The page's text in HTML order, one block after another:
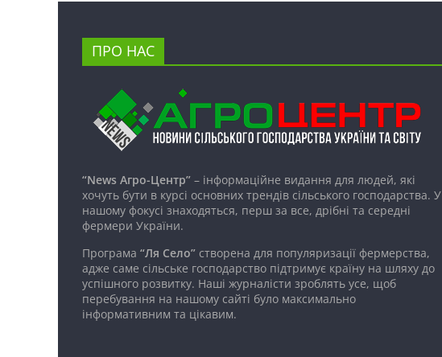
ПРО НАС
“News Агро-Центр” – інформаційне видання для людей, які
хочуть бути в курсі основних трендів сільського господарства. У
нашому фокусі знаходяться, перш за все, дрібні та середні
фермери України.
Програма “Ля Село” створена для популяризації фермерства,
адже саме сільське господарство підтримує країну на шляху до
успішного розвитку. Наші журналісти зроблять усе, щоб
перебування на нашому сайті було максимально
інформативним та цікавим.